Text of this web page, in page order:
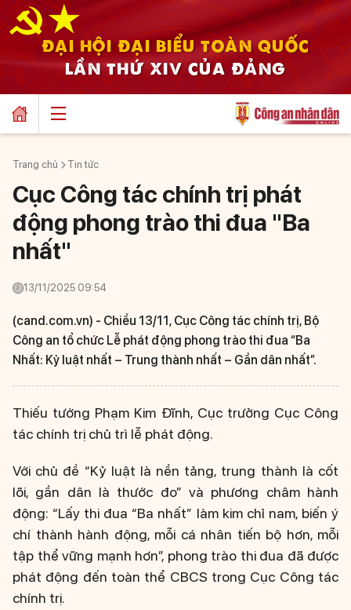
ĐẠI HỘI ĐẠI BIỂU TOÀN QUỐC
LẦN THỨ XIV CỦA ĐẢNG
Trang chủ Tin tức
Cục Công tác chính trị phát
động phong trào thi đua "Ba
nhất"
13/11/2025 09:54
(cand.com.vn) - Chiều 13/11, Cục Công tác chính trị, Bộ
Công an tổ chức Lễ phát động phong trào thi đua “Ba
Nhất: Kỷ luật nhất – Trung thành nhất – Gần dân nhất”.
Thiếu tướng Phạm Kim Đĩnh, Cục trưởng Cục Công
tác chính trị chủ trì lễ phát động.
Với chủ đề “Kỷ luật là nền tảng, trung thành là cốt
lõi, gần dân là thước đo” và phương châm hành
động: “Lấy thi đua “Ba nhất” làm kim chỉ nam, biến ý
chí thành hành động, mỗi cá nhân tiến bộ hơn, mỗi
tập thể vững mạnh hơn”, phong trào thi đua đã được
phát động đến toàn thể CBCS trong Cục Công tác
chính trị.